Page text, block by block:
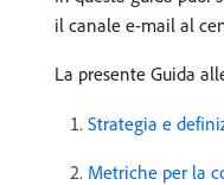
il canale e-mail al
La presente Guida
Strategia e
Metriche per la